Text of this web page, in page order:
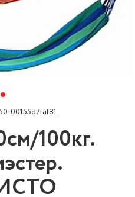
00155d7faf81
100кг.